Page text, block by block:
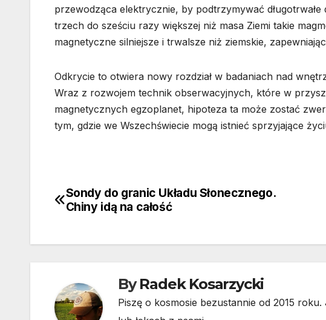
przewodząca elektrycznie, by podtrzymywać
trzech do sześciu razy większej niż masa Ziemi takie
magnetyczne silniejsze i trwalsze niż ziemskie,
Odkrycie to otwiera nowy rozdział w badaniach nad
Wraz z rozwojem technik obserwacyjnych, które w
magnetycznych egzoplanet, hipoteza ta może zostać
tym, gdzie we Wszechświecie mogą istnieć sprzyjające
Nawigacja
Sondy do granic Układu Słonecznego.
Chiny idą na całość
ByRadek Kosarzycki
Piszę o kosmosie bezustannie od 2015